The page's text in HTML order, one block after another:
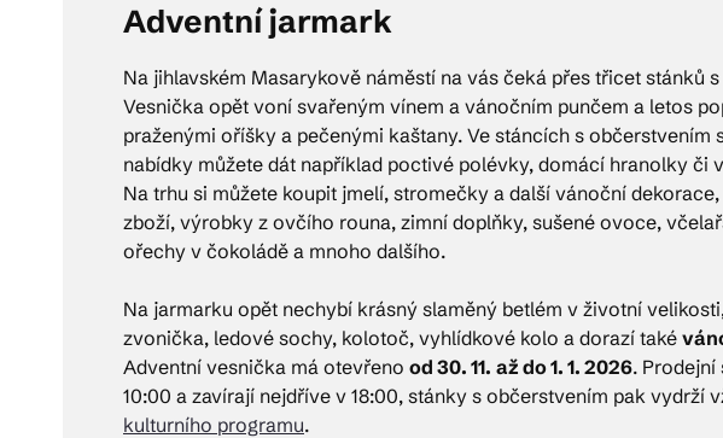
Adventní jarmark
Na jihlavském Masarykově náměstí na vás čeká přes třicet stánků
Vesnička opět voní svařeným vínem a vánočním punčem a letos
praženými oříšky a pečenými kaštany. Ve stáncích s občerstvením
nabídky můžete dát například poctivé polévky, domácí hranolky či
Na trhu si můžete koupit jmelí, stromečky a další vánoční
zboží, výrobky z ovčího rouna, zimní doplňky, sušené ovoce,
ořechy v čokoládě a mnoho dalšího.
Na jarmarku opět nechybí krásný slaměný betlém v životní
zvonička, ledové sochy, kolotoč, vyhlídkové kolo a dorazí také
Adventní vesnička má otevřeno od 30. 11. až do 1. 1. 2026.
10:00 a zavírají nejdříve v 18:00, stánky s občerstvením pak vydrží
kulturního programu.